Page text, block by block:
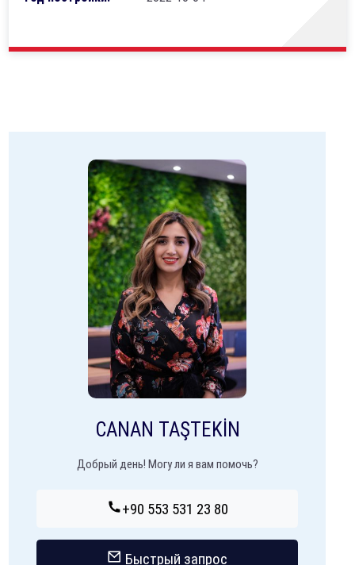
CANAN TAŞTEKİN
Добрый день! Могу ли я вам помочь?
+90 553 531 23 80
Быстрый запрос